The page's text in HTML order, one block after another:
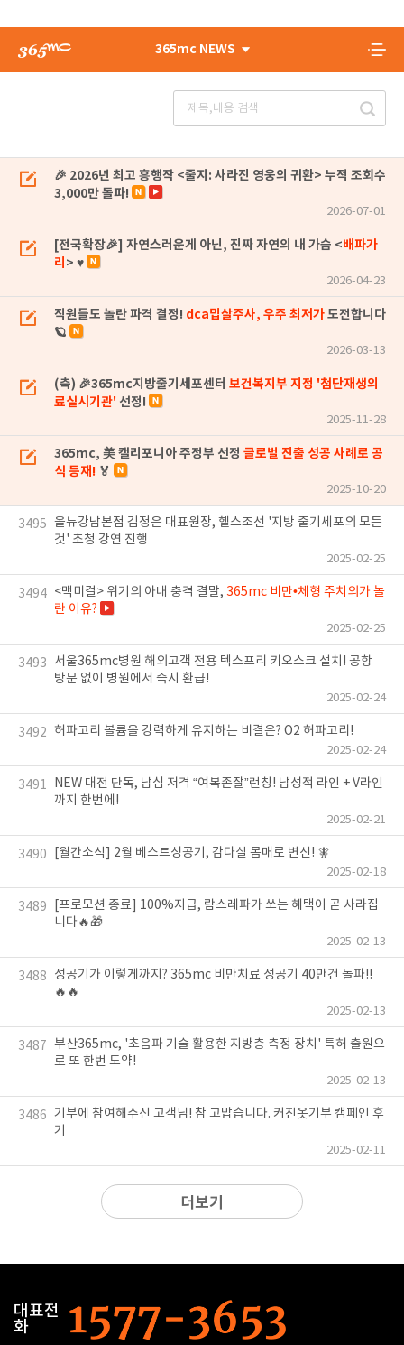
365mc NEWS
🎉 2026년 최고 흥행작 <줄지: 사라진 영웅의 귀환> 누적 조회수
3,000만 돌파!
2026-07-01
[전국확장🎉] 자연스러운게 아닌, 진짜 자연의 내 가슴 <배파가
리 > ♥
2026-04-23
직원들도 놀란 파격 결정! dca밉살주사, 우주 최저가도전합니다
🪐
2026-03-13
(축) 🎉365mc지방줄기세포센터 보건복지부 지정 '첨단재생의
료실시기관' 선정!
2025-11-28
365mc, 美 캘리포니아 주정부 선정 글로벌 진출 성공 사례로 공
식 등재! 🏅
2025-10-20
3495 올뉴강남본점 김정은 대표원장, 헬스조선 '지방 줄기세포의 모든
것' 초청 강연 진행
2025-02-25
3494 <맥미걸> 위기의 아내 충격 결말, 365mc 비만•체형 주치의가 놀
란 이유?
2025-02-25
3493
서울365mc병원 해외고객 전용 텍스프리 키오스크 설치! 공항
방문 없이 병원에서 즉시 환급!
2025-02-24
3492 허파고리 볼륨을 강력하게 유지하는 비결은? O2 허파고리!
2025-02-24
3491
NEW 대전 단독, 남심 저격 “여복존잘”런칭! 남성적 라인 + V라인
까지 한번에!
2025-02-21
3490 [월간소식] 2월 베스트성공기, 감다살 몸매로 변신! 🧚
2025-02-18
3489
[프로모션 종료] 100%지급, 람스레파가 쏘는 혜택이 곧 사라집
니다🔥🎁
2025-02-13
3488
성공기가 이렇게까지? 365mc 비만치료 성공기 40만건 돌파!!
🔥🔥
2025-02-13
3487 부산365mc, '초음파 기술 활용한 지방층 측정 장치' 특허 출원으
로 또 한번 도약!
2025-02-13
3486 기부에 참여해주신 고객님! 참 고맙습니다. 커진옷기부 캠페인 후
기
2025-02-11
더보기
대표전
화